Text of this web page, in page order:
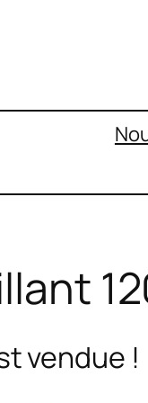
vendue !